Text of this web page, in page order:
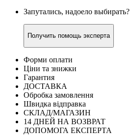
Запутались, надоело выбирать?
Получить помощь эксперта
Форми оплати
Ціни та знижки
Гарантия
ДОСТАВКА
Обробка замовлення
Швидка відправка
СКЛАД/МАГАЗИН
14 ДНЕЙ НА ВОЗВРАТ
ДОПОМОГА ЕКСПЕРТА